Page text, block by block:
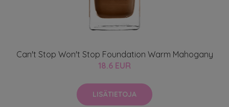
Can't Stop Won't Stop Foundation Warm Mahogany
18.6 EUR
LISÄTIETOJA